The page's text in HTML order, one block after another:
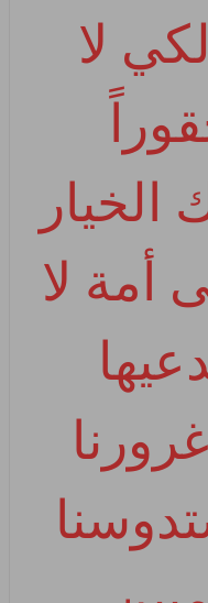
لا
الخيار
أمة لا